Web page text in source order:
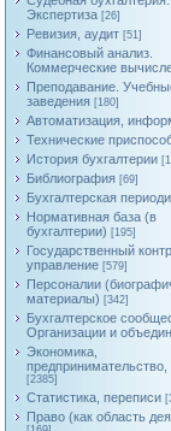
Экспертиза [26]
Ревизия, аудит [51]
Финансовый анализ.
Коммерческие
Преподавание.
заведения [180]
Автоматизация,
Технические
История бухгалтерии
Библиография [69]
Бухгалтерская
Нормативная база (в
бухгалтерии) [195]
Государственный
управление [579]
Персоналии
материалы) [342]
Бухгалтерское
Организации и
Экономика,
[2385]
Статистика, переписи
Право (как область